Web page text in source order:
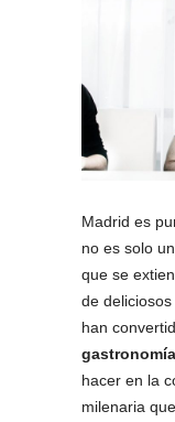
Madrid es
no es solo
que se
de deliciosos
han
gastronomía
hacer en la
milenaria